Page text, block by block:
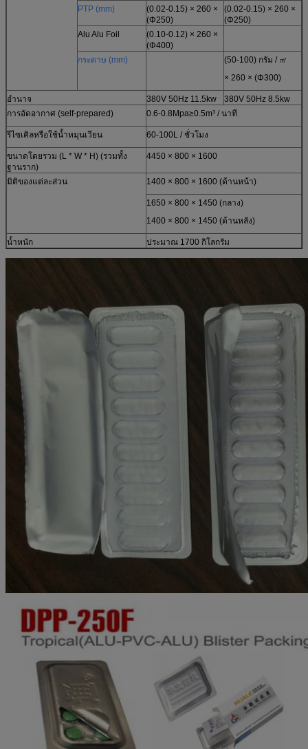
PTP (mm)
(0.02-0.15) × 260 ×
(Φ250)
(0.02-0.15) × 260 ×
(Φ250)
Alu Alu Foil
(0.10-0.12) × 260 ×
(Φ400)
กระดาษ (mm)
(50-100) กรัม / ㎡
× 260 × (Φ300)
อำนาจ 380V 50Hz 11.5kw
380V 50Hz 8.5kw
การอัดอากาศ (self-prepared)
0.6-0.8Mpa≥0.5m³ / นาที
รีไซเคิลหรือใช้น้ำหมุนเวียน 60-100L / ชั่วโมง
ขนาดโดยรวม (L * W * H) (รวมทั้ง
ฐานราก)
4450 × 800 × 1600
มิติของแต่ละส่วน 1400 × 800 × 1600 (ด้านหน้า)
1650 × 800 × 1450 (กลาง)
1400 × 800 × 1450 (ด้านหลัง)
น้ำหนัก ประมาณ 1700 กิโลกรัม